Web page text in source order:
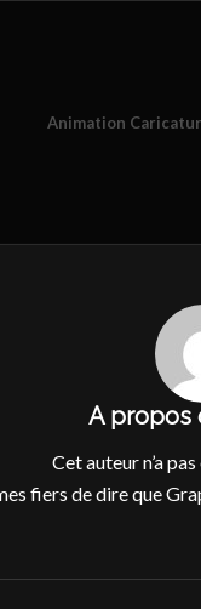
Animation
A propos
Cet auteur n’a
fiers de dire que